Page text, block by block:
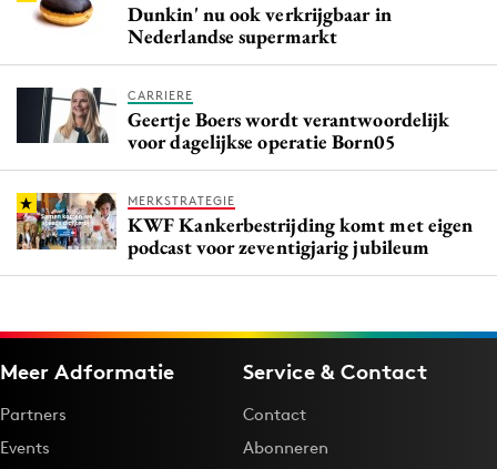
Dunkin' nu ook verkrijgbaar in
Nederlandse supermarkt
CARRIERE
Geertje Boers wordt verantwoordelijk
voor dagelijkse operatie Born05
MERKSTRATEGIE
KWF Kankerbestrijding komt met eigen
podcast voor zeventigjarig jubileum
Meer Adformatie
Partners
Events
Service & Contact
Contact
Abonneren